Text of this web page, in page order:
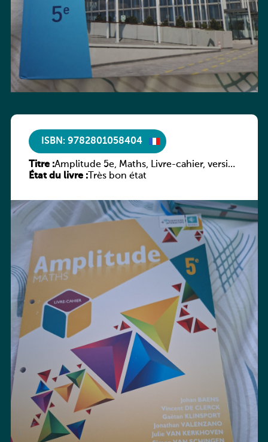
ISBN: 9782801058404
Titre :Amplitude 5e, Maths, Livre-cahier, version
luxembourgeoise
État du livre :Très bon état